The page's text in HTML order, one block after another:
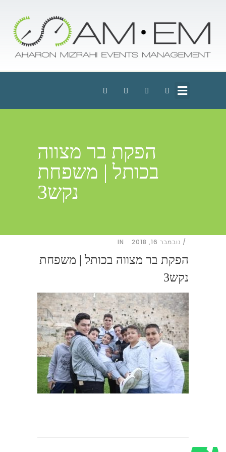
הפקת בר מצווה
בכותל | משפחת
נקש3
נובמבר 16, 2018 IN
הפקת בר מצווה בכותל | משפחת
נקש3